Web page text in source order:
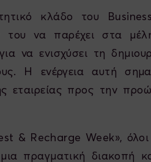
κλάδο του
του να παρέχει στα
να ενισχύσει τη
Η ενέργεια αυτή
εταιρείας προς την
& Recharge Week», όλοι
πραγματική διακοπή